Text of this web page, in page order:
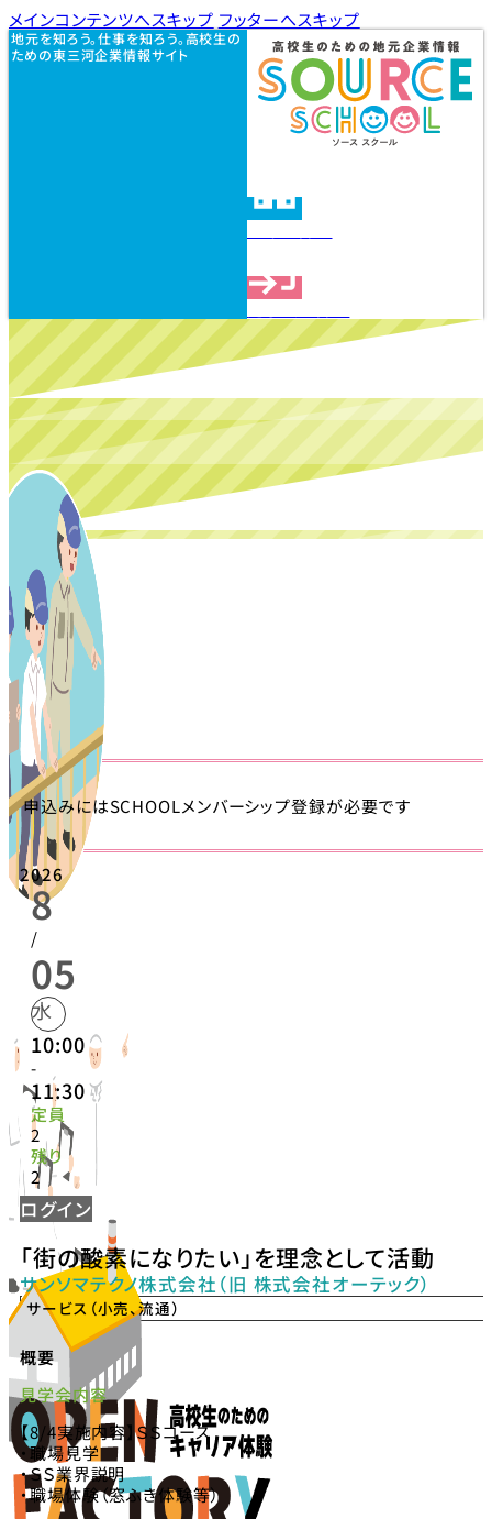
メインコンテンツへスキップ フッターへスキップ
地元を知ろう。仕事を知ろう。高校生の
ための東三河企業情報サイト
申込みにはSCHOOLメンバーシップ登録が必要です
2026
8
/
05
水
10:00
-
11:30
定員
2
残り
2
ログイン
「街の酸素になりたい」を理念として活動
サンソマテクノ株式会社（旧 株式会社オーテック）
サービス（小売、流通）
概要
見学会内容
【8/4実施内容】ＳＳコース
・職場見学
・ＳＳ業界説明
・職場体験（窓ふき体験等）